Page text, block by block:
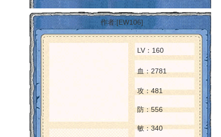
作者:[EW106]
LV：160
血：2781
攻：481
防：556
敏：340